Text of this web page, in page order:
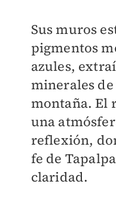
Sus muros
pigmentos
azules,
minerales
montaña. El
una
reflexión,
fe de
claridad.